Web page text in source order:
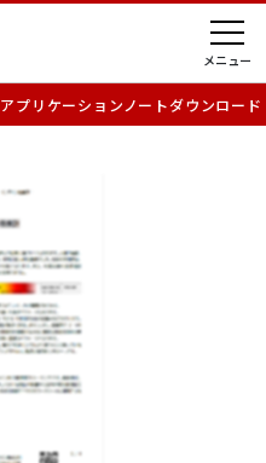
アプリケーションノートダウンロー